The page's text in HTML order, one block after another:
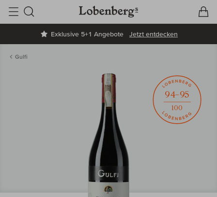
Exklusive 5+1 Angebote Jetzt entdecken
Suche
Gulfi
94–95
100